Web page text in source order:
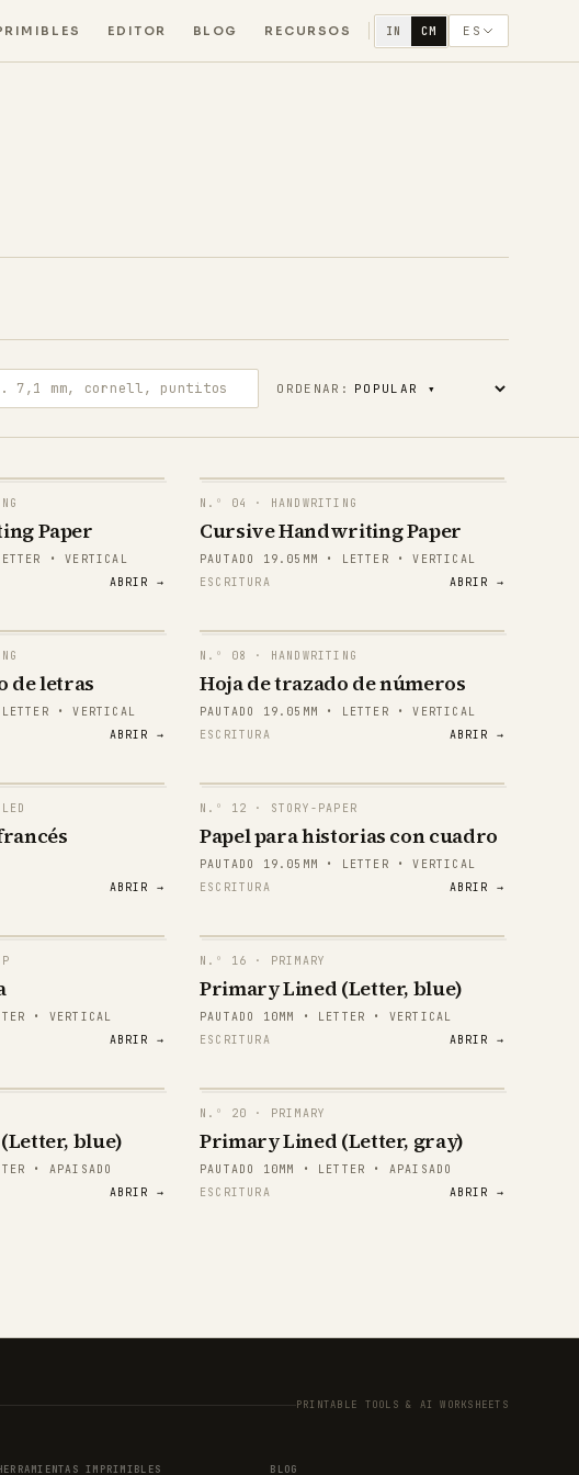
EDITOR BLOG RECURSOS IN CM ES
mm, cornell, puntitos ORDENAR:
Paper
• VERTICAL
ABRIR →
papergens.com
N.º 04 · HANDWRITING
Cursive Handwriting Paper
PAUTADO 19.05MM • LETTER • VERTICAL
ESCRITURA
ABRIR →
de letras
• VERTICAL
ABRIR →
1 2 3
1 2 3
1 2 3
1 2 3
1 2 3
1 2 3
1 2 3
1 2 3
1 2 3
1 2 3
N.º 08 · HANDWRITING
Hoja de trazado de números
PAUTADO 19.05MM • LETTER • VERTICAL
ESCRITURA
ABRIR →
ABRIR →
N.º 12 · STORY-PAPER
Papel para historias con cuadro
PAUTADO 19.05MM • LETTER • VERTICAL
ESCRITURA
ABRIR →
• VERTICAL
ABRIR →
N.º 16 · PRIMARY
Primary Lined (Letter, blue)
PAUTADO 10MM • LETTER • VERTICAL
ESCRITURA
ABRIR →
blue)
• APAISADO
ABRIR →
N.º 20 · PRIMARY
Primary Lined (Letter, gray)
PAUTADO 10MM • LETTER • APAISADO
ESCRITURA
ABRIR →
PRINTABLE TOOLS & AI WORKSHEETS
IMPRIMIBLES BLOG